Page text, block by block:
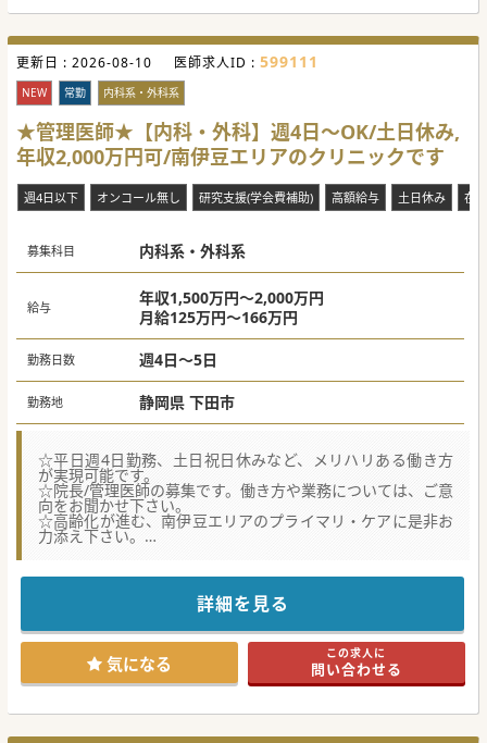
車の運転は医師にお願いしているため、運転必須となりま
す。
【業務内容】
■訪問先の8割が有料老人ホームやグループホームなどの施
設となりますが、居宅の患者様もご担当いただきます。
■訪問診療未経験でも、常勤医師との同行やカンファレン
ス、手技習得の機会を通して一人で対応できるようになりま
す。
【医療機関情報】
■夜間・休日の往診やお看取りなどに別途手当を支給してお
ります。積極的な夜間対応でさらなる給与アップも可能で
す。
駐車場は法人契約しガソリン代や高速代のご負担もありませ
ん。
■転居の場合、最大で90％までの家賃補助制度があります。
引っ越し代の補助も相談可能と制度が手厚いです。
更新日 : 2026-08-10 医師求人ID : 599111
NEW 常勤 内科系・外科系
★管理医師★【内科・外科】週4日～OK/土日休み,
年収2,000万円可/南伊豆エリアのクリニックです
週4日以下 オンコール無し 研究支援(学会費補助) 高額給与 土日休み 在
募集科目 内科系・外科系
給与
年収1,500万円～2,000万円
月給125万円～166万円
勤務日数 週4日～5日
勤務地 静岡県 下田市
☆平日週4日勤務、土日祝日休みなど、メリハリある働き方
が実現可能です。
☆院長/管理医師の募集です。働き方や業務については、ご意
向をお聞かせ下さい。
☆高齢化が進む、南伊豆エリアのプライマリ・ケアに是非お
力添え下さい。
静岡県の南伊豆エリアにございます、地域に欠かせない内科
メインのクリニックです。
神奈川・静岡などに展開する法人グループなので、経営運営
についても安定しております。
地域連携をしっかりと図り、スタッフ同士の連携も取りやす
い環境でございます。
#秋入職可
詳細を見る
気になる この求人に
問い合わせる